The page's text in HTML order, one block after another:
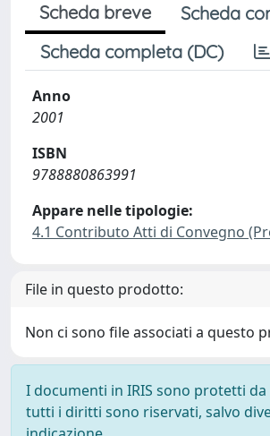
Scheda breve
Scheda
Scheda completa (DC)
Anno
2001
ISBN
9788880863991
Appare nelle tipologie:
4.1 Contributo Atti di Convegno
File in questo prodotto:
Non ci sono file associati a questo
I documenti in IRIS sono protetti
tutti i diritti sono riservati, salvo